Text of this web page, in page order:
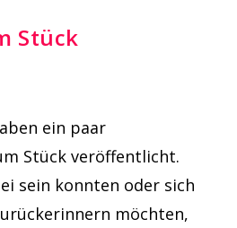
Stück
ein paar
Stück veröffentlicht.
sein konnten oder sich
möchten,